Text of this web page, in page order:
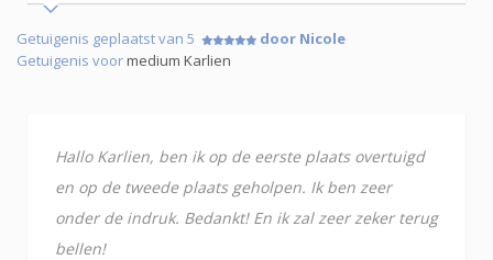
Getuigenis geplaatst van 5
door Nicole
Getuigenis voormedium Karlien
Hallo Karlien, ben ik op de eerste plaats overtuigd
en op de tweede plaats geholpen. Ik ben zeer
onder de indruk. Bedankt! En ik zal zeer zeker terug
bellen!